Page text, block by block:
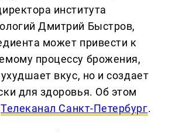
института
Дмитрий Быстров,
может привести к
процессу брожения,
вкус, но и создает
для здоровья. Об этом
Телеканал Санкт-Петербург.